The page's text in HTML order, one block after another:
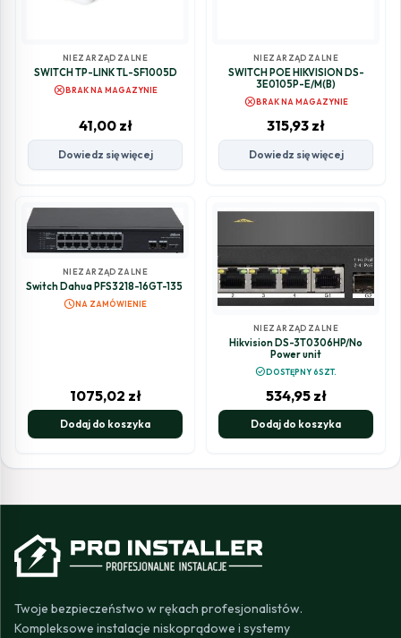
NIEZARZĄDZALNE
SWITCH TP-LINK TL-SF1005D
cancelBRAK NA MAGAZYNIE
41,00 zł
Dowiedz się więcej
NIEZARZĄDZALNE
SWITCH POE HIKVISION DS-
3E0105P-E/M(B)
cancelBRAK NA MAGAZYNIE
315,93 zł
Dowiedz się więcej
NIEZARZĄDZALNE
Switch Dahua PFS3218-16GT-135
scheduleNA ZAMÓWIENIE
1075,02 zł
Dodaj do koszyka
NIEZARZĄDZALNE
Hikvision DS-3T0306HP/No
Power unit
check_circleDOSTĘPNY 6SZT.
534,95 zł
Dodaj do koszyka
Twoje bezpieczeństwo w rękach profesjonalistów.
Kompleksowe instalacje niskoprądowe i systemy